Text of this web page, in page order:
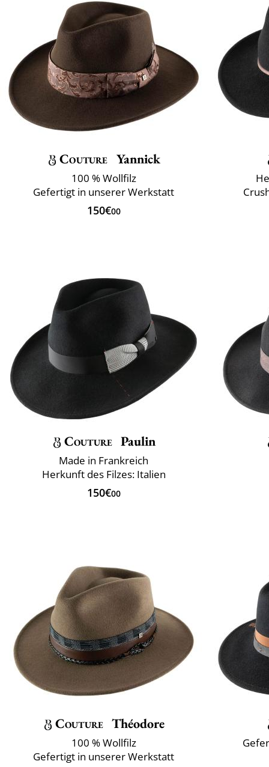
Couture Yannick
100 % Wollfilz
Gefertigt in unserer Werkstatt
150€00
Couture Paulin
Made in Frankreich
Herkunft des Filzes: Italien
150€00
Couture Théodore
100 % Wollfilz
Gefertigt in unserer Werkstatt